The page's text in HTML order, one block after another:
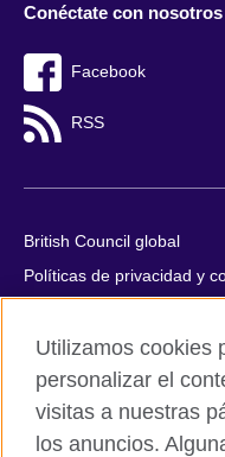
Conéctate con nosotros
Facebook
RSS
British Council global
Políticas de privacidad y
Cookies
Quejas y comentarios
Mapa del sitio
Utilizamos cookies
personalizar el
visitas a nuestras
los anuncios.